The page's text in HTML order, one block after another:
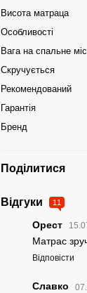
Висота матраца
Особливості
Вага на спальне
Скручується
Рекомендований
Гарантія
Бренд
Поділитися
Відгуки 11
Орест
Матрас
Відповісти
Славко